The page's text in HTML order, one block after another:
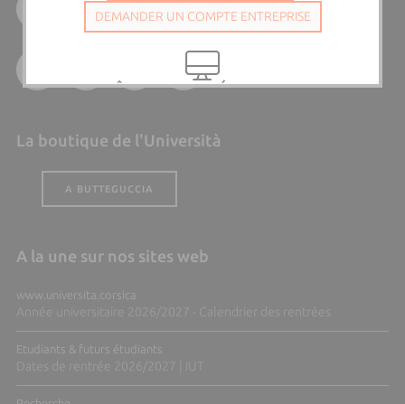
La boutique de l'Università
A BUTTEGUCCIA
A la une sur nos sites web
www.universita.corsica
Année universitaire 2026/2027 - Calendrier des rentrées
Etudiants & futurs étudiants
Dates de rentrée 2026/2027 | IUT
DEMANDER UN COMPTE ENTREPRISE
VOUS ÊTES UN EXTÉRIEUR OU UNE
SE CONNECTER EN TANT QU'EXTÉRIEUR